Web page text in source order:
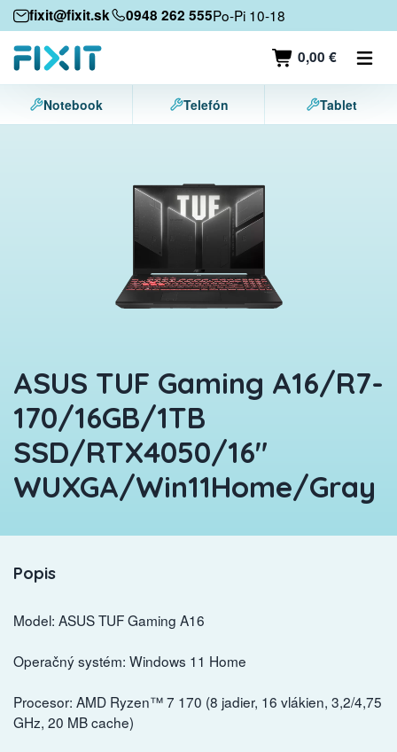
fixit@fixit.sk 0948 262 555Po-Pi 10-18
0,00 €
Mobilné zariadenia
Mobilné telefóny
Tablety
Notebook Telefón Tablet
ASUS TUF Gaming A16/R7-
170/16GB/1TB
SSD/RTX4050/16"
WUXGA/Win11Home/Gray
Popis
Model: ASUS TUF Gaming A16
Operačný systém: Windows 11 Home
Procesor: AMD Ryzen™ 7 170 (8 jadier, 16 vlákien, 3,2/4,75
GHz, 20 MB cache)